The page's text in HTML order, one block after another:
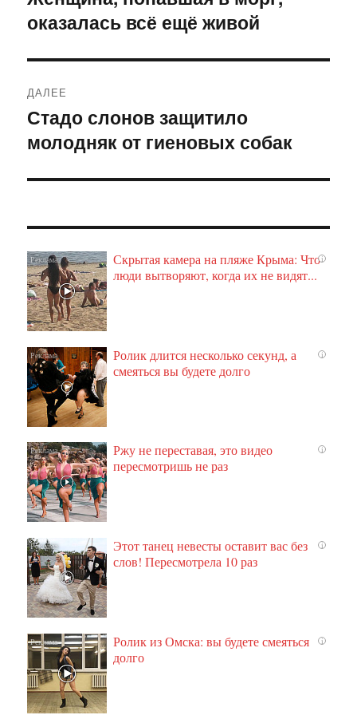
записям
запись:
оказалась всё ещё живой
ДАЛЕЕ
Следующая
запись:
Стадо слонов защитило
молодняк от гиеновых собак
i
Скрытая камера на пляже Крыма: Что
люди вытворяют, когда их не видят...
i
Ролик длится несколько секунд, а
смеяться вы будете долго
i
Ржу не переставая, это видео
пересмотришь не раз
i
Этот танец невесты оставит вас без
слов! Пересмотрела 10 раз
i
Ролик из Омска: вы будете смеяться
долго